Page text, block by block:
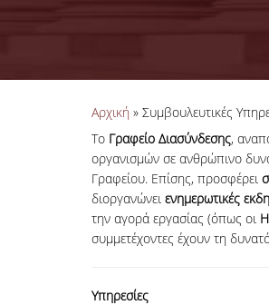
Είστε εδώ
Αρχική » Συμβουλευτικές
Το Γραφείο Διασύνδεσης,
οργανισμών σε ανθρώπινο
Γραφείου. Επίσης, προσφέρει
διοργανώνει ενημερωτικές
την αγορά εργασίας (όπως οι
συμμετέχοντες έχουν τη
Υπηρεσίες